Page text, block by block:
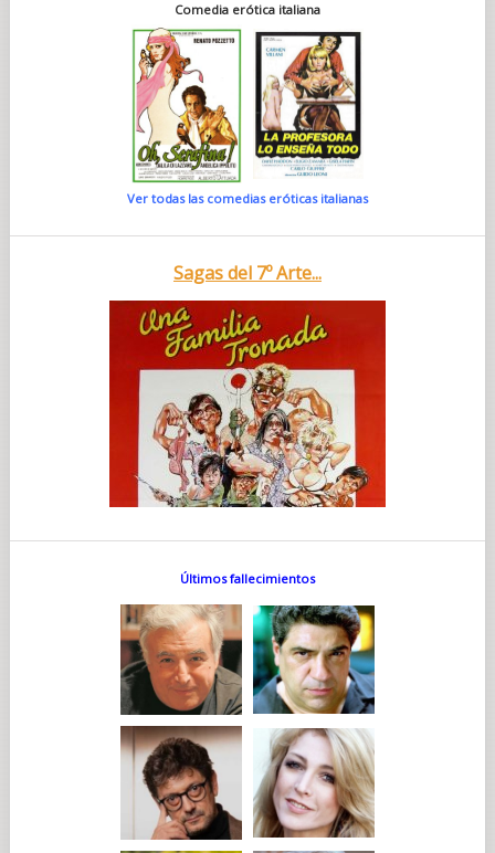
Comedia erótica italiana
Ver todas las comedias eróticas italianas
Sagas del 7º Arte...
Últimos fallecimientos